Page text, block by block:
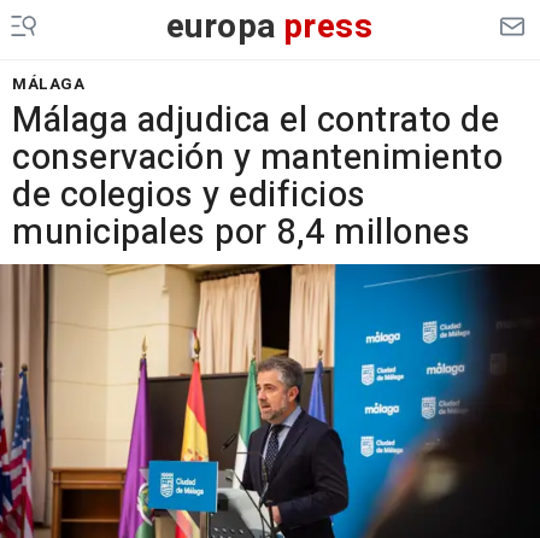
europa press
MÁLAGA
Málaga adjudica el contrato de
conservación y mantenimiento
de colegios y edificios
municipales por 8,4 millones